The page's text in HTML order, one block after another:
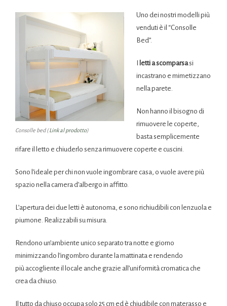
Consolle bed (Link al prodotto)
Uno dei nostri modelli più
venduti è il “Consolle
Bed”.
etti a scomparsasi
incastrano e mimetizzano
nella parete.
Non hanno il bisogno di
rimuovere le coperte,
basta semplicemente
rifare il letto e chiuderlo senza rimuovere coperte e cuscini.
Sono l’ideale per chi non vuole ingombrare casa, o vuole avere più
spazio nella camera d’albergo in affitto.
L’apertura dei due letti è autonoma, e sono richiudibili con lenzuola e
piumone. Realizzabili su misura.
Rendono un’ambiente unico separato tra notte e giorno
minimizzando l’ingombro durante la mattinata e rendendo
più accogliente il locale anche grazie all’uniformità cromatica che
crea da chiuso.
Il tutto da chiuso occupa solo 25 cm ed è chiudibile con materasso e